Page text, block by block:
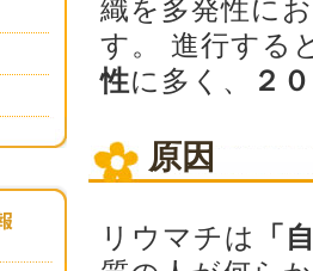
織を多発性に
す。 進行する
性に多く、 ２
原因
リウマチは
「